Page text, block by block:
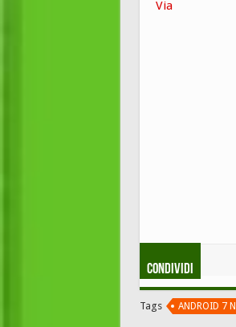
Via
Condividi
Tags ANDROID 7